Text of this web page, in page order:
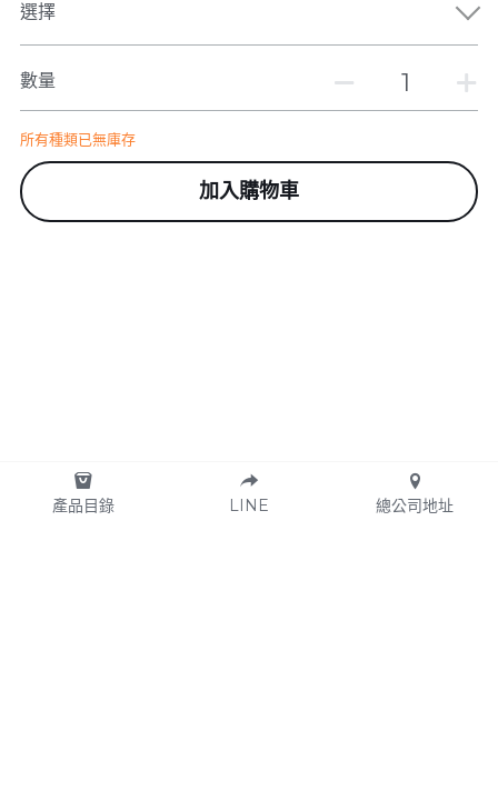
選擇
數量
所有種類已無庫存
加入購物車
產品目錄 LINE 總公司地址